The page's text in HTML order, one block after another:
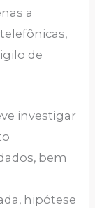
a
de
investigar
bem
hipótese